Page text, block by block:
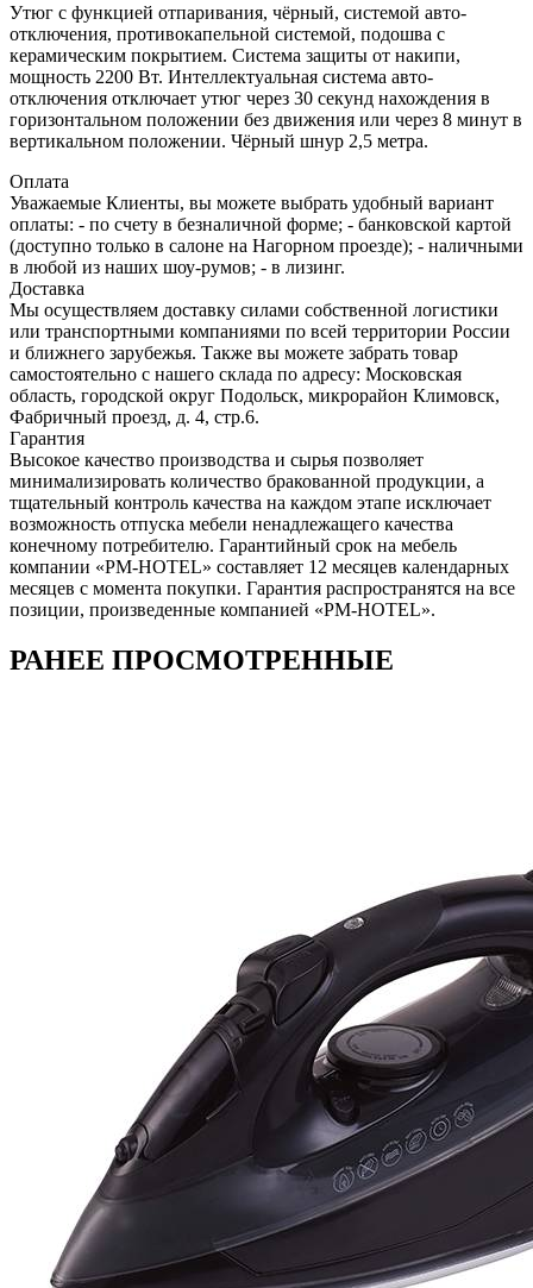
Утюг с функцией отпаривания, чёрный, системой авто-
отключения, противокапельной системой, подошва с
керамическим покрытием. Система защиты от накипи,
мощность 2200 Вт. Интеллектуальная система авто-
отключения отключает утюг через 30 секунд нахождения в
горизонтальном положении без движения или через 8 минут в
вертикальном положении. Чёрный шнур 2,5 метра.
Оплата
Уважаемые Клиенты, вы можете выбрать удобный вариант
оплаты: - по счету в безналичной форме; - банковской картой
(доступно только в салоне на Нагорном проезде); - наличными
в любой из наших шоу-румов; - в лизинг.
Доставка
Мы осуществляем доставку силами собственной логистики
или транспортными компаниями по всей территории России
и ближнего зарубежья. Также вы можете забрать товар
самостоятельно с нашего склада по адресу: Московская
область, городcкой округ Подольск, микрорайон Климовск,
Фабричный проезд, д. 4, стр.6.
Гарантия
Высокое качество производства и сырья позволяет
минимализировать количество бракованной продукции, а
тщательный контроль качества на каждом этапе исключает
возможность отпуска мебели ненадлежащего качества
конечному потребителю. Гарантийный срок на мебель
компании «PM-HOTEL» составляет 12 месяцев календарных
месяцев с момента покупки. Гарантия распространятся на все
позиции, произведенные компанией «PM-HOTEL».
РАНЕЕ ПРОСМОТРЕННЫЕ